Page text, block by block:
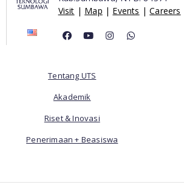
Visit | Map | Events |Careers
Tentang UTS
Akademik
Riset & Inovasi
Penerimaan + Beasiswa